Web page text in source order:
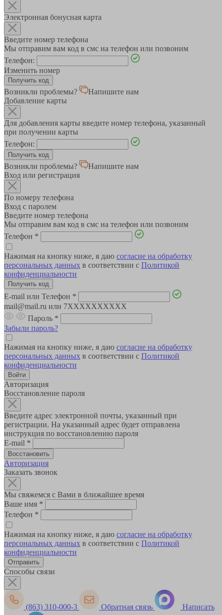
Электронная бонусная карта
Введите номер телефона
Мы отправим вам код в смс на телефон или позвоним
Телефон:
Изменить номер
Возникли проблемы?
Напишите нам
Добавление карты
Для добавления карты введите номер телефона, указанный
при получении карты
Телефон:
Возникли проблемы?
Напишите нам
Вход или регистрация
По номеру телефона
Вход с паролем
Введите номер телефона
Мы отправим вам код в смс на телефон или позвоним
Телефон *
Нажимая на кнопку ниже, я даю согласие на обработку
персональных данных в соответствии с Политикой
конфиденциальности
E-mail или Телефон *
mail@mail.ru или 7XXXXXXXXXX
Пароль *
Забыли пароль?
Нажимая на кнопку ниже, я даю согласие на обработку
персональных данных в соответствии с Политикой
конфиденциальности
Авторизация
Восстановление пароля
Введите адрес электронной почты, указанный при
регистрации. На указанный адрес будет отправлена
инструкция по восстановлению пароля
E-mail *
Авторизация
Заказать звонок
Мы свяжемся с Вами в ближайшее время
Ваше имя *
Телефон *
Нажимая на кнопку ниже, я даю согласие на обработку
персональных данных в соответствии с Политикой
конфиденциальности
Способы связи
(863) 310-000-3 Обратная связь Написать